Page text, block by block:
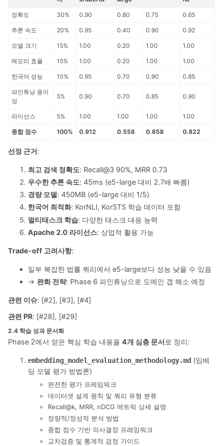
정확도 30% 0.90 0.80 0.75 0.65
추론 속도 20% 0.95 0.40 0.90 0.92
모델 크기 15% 1.00 0.20 1.00 1.00
메모리 효율 15% 1.00 0.20 1.00 1.00
한국어 성능 10% 0.95 0.70 0.90 0.85
파인튜닝 용이
성
5% 0.90 0.70 0.85 0.90
라이선스 5% 1.00 1.00 1.00 1.00
종합 점수 100% 0.912 0.558 0.858 0.822
선정 근거:
최고 검색 정확도: Recall@3 90%, MRR 0.73
우수한 추론 속도: 45ms (e5-large 대비 2.7배 빠름)
경량 모델: 450MB (e5-large 대비 1/5)
한국어 최적화: KorNLI, KorSTS 학습 데이터 포함
멀티태스크 학습: 다양한 태스크 대응 능력
Apache 2.0 라이선스: 상업적 활용 가능
Trade-off 고려사항:
일부 복잡한 법률 쿼리에서 e5-large보다 성능 낮을 수 있음
→ 완화 전략: Phase 6 파인튜닝으로 도메인 갭 해소 예정
관련 이슈: [#2], [#3], [#4]
관련 PR: [#28], [#29]
2.4 학습 성과 문서화
Phase 2에서 얻은 핵심 학습 내용을 4개 심층 문서로 정리:
embedding_model_evaluation_methodology.md (임베
딩 모델 평가 방법론)
완전한 평가 프레임워크
데이터셋 설계 원칙 및 쿼리 유형 분류
Recall@k, MRR, nDCG 메트릭 상세 설명
정량적/정성적 분석 방법
종합 점수 기반 의사결정 프레임워크
교차검증 및 통계적 검정 가이드